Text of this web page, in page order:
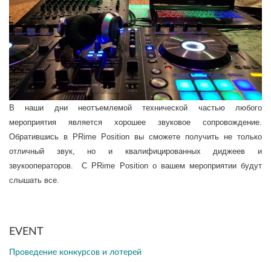
В наши дни неотъемлемой технической частью любого
мероприятия является хорошее звуковое сопровождение.
Обратившись в PRime Position вы сможете получить не только
отличный звук, но и квалифицированных диджеев и
звукооператоров. С PRime Position о вашем мероприятии будут
слышать все.
EVENT
Проведение конкурсов и лотерей